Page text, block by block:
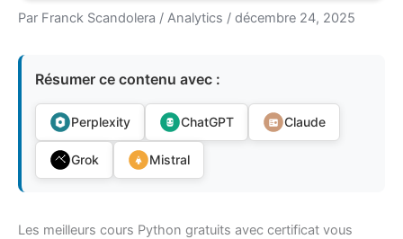
Par Franck Scandolera / Analytics / décembre 24, 2025
Résumer ce contenu avec :
Perplexity ChatGPT Claude
Grok Mistral
Les meilleurs cours Python gratuits avec certificat vous